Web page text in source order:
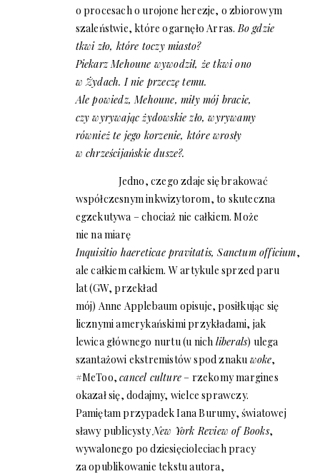
o procesach o urojone herezje, o zbiorowym
szaleństwie, które ogarnęło Arras. Bo gdzie
tkwi zło, które toczy miasto?
Piekarz Mehoune wywodził, że tkwi ono
w Żydach. I nie przeczę temu.
Ale powiedz, Mehoune, miły mój bracie,
czy wyrywając żydowskie zło, wyrywamy
również te jego korzenie, które wrosły
w chrześcijańskie dusze?.
Jedno, czego zdaje się brakować
współczesnym inkwizytorom, to skuteczna
egzekutywa – chociaż nie całkiem. Może
nie na miarę
Inquisitio haereticae pravitatis, Sanctum officium,
ale całkiem całkiem. W artykule sprzed paru
lat (GW, przekład
mój) Anne Applebaum opisuje, posiłkując się
licznymi amerykańskimi przykładami, jak
lewica głównego nurtu (u nich liberals) ulega
szantażowi ekstremistów spod znaku woke,
#MeToo,cancel culture– rzekomy margines
okazał się, dodajmy, wielce sprawczy.
Pamiętam przypadek Iana Burumy, światowej
sławy publicystyNew York Review of Books,
wywalonego po dziesięcioleciach pracy
za opublikowanie tekstu autora,